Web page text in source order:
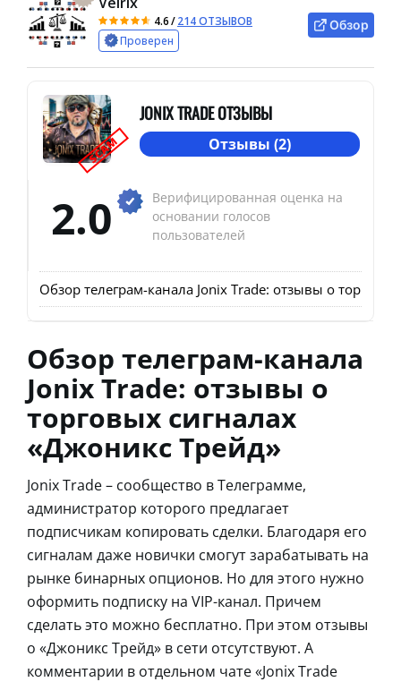
4.6/214 ОТЗЫВОВ
Проверен
Обзор
SCAM
JONIX TRADE ОТЗЫВЫ
Отзывы (2)
2.0
Верифицированная оценка на
основании голосов
пользователей
Обзор телеграм-канала Jonix Trade: отзывы о
Обзор телеграм-канала
Jonix Trade: отзывы о
торговых сигналах
«Джоникс Трейд»
Jonix Trade – сообщество в Телеграмме,
администратор которого предлагает
подписчикам копировать сделки. Благодаря его
сигналам даже новички смогут зарабатывать на
рынке бинарных опционов. Но для этого нужно
оформить подписку на VIP-канал. Причем
сделать это можно бесплатно. При этом отзывы
о «Джоникс Трейд» в сети отсутствуют. А
комментарии в отдельном чате «Jonix Trade